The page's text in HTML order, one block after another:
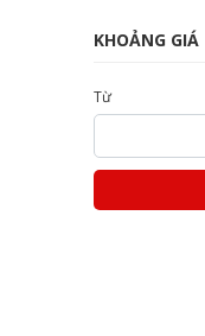
KHOẢNG GIÁ
Từ